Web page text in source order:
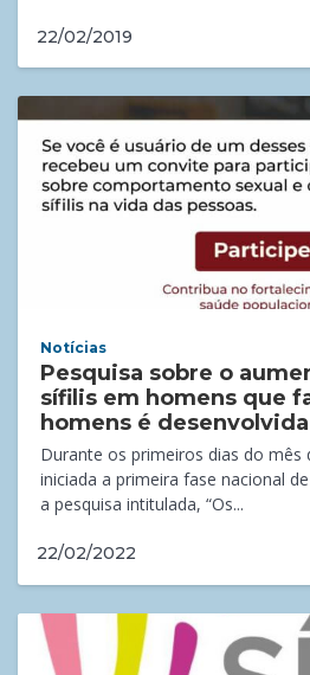
22/02/2019
Notícias
Pesquisa sobre o
sífilis em homens que
homens é
Durante os primeiros dias do mês
iniciada a primeira fase nacional
a pesquisa intitulada, “Os...
22/02/2022